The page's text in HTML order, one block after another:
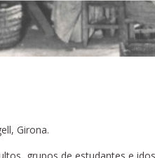
Girona.